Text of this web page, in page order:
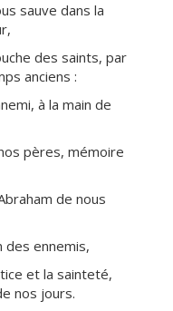
sauve dans la
des saints, par
anciens :
à la main de
pères, mémoire
de nous
des ennemis,
et la sainteté,
nos jours.